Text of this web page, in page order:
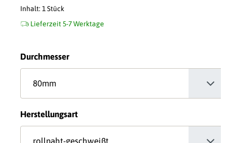
Inhalt:1 Stück
Lieferzeit 5-7 Werktage
Durchmesserauswählen
Herstellungsartauswählen